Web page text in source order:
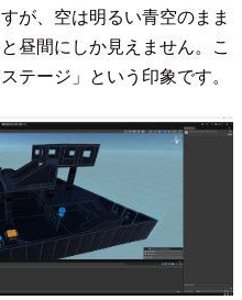
が、空は明るい青空のまま
昼間にしか見えません。こ
テージ」という印象です。